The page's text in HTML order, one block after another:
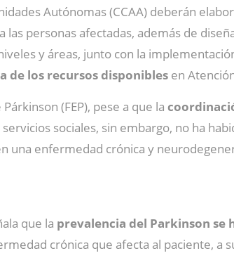
Autónomas (CCAA) deberán
a las personas afectadas, además de
y áreas, junto con la
de los recursos disponibles en
(FEP), pese a que la
sociales, sin embargo, no ha
una enfermedad crónica y
que la prevalencia del Parkinson se
crónica que afecta al paciente, a